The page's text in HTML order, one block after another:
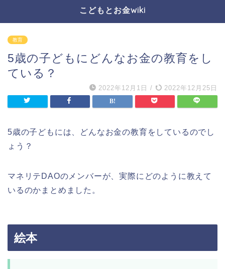
こどもとお金wiki
教育
5歳の子どもにどんなお金の教育をし
ている？
2022年12月1日 / 2022年12月25日
5歳の子どもには、どんなお金の教育をしているのでし
ょう？
マネリテDAOのメンバーが、実際にどのように教えて
いるのかまとめました。
絵本